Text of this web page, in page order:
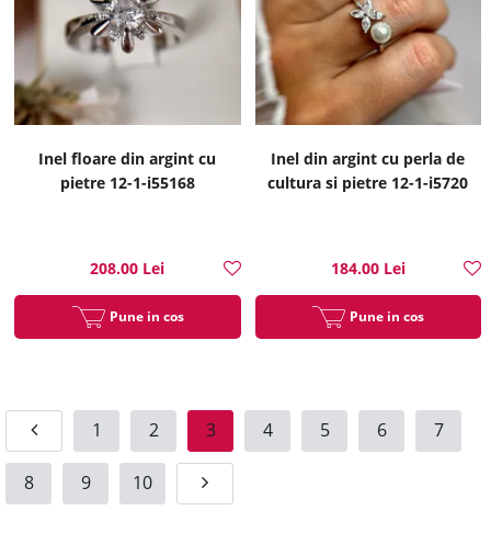
Inel floare din argint cu
pietre 12-1-i55168
208.00 Lei
Pune in cos
Inel din argint cu perla de
cultura si pietre 12-1-i5720
184.00 Lei
Pune in cos
1 2 3 4 5 6 7
8 9 10